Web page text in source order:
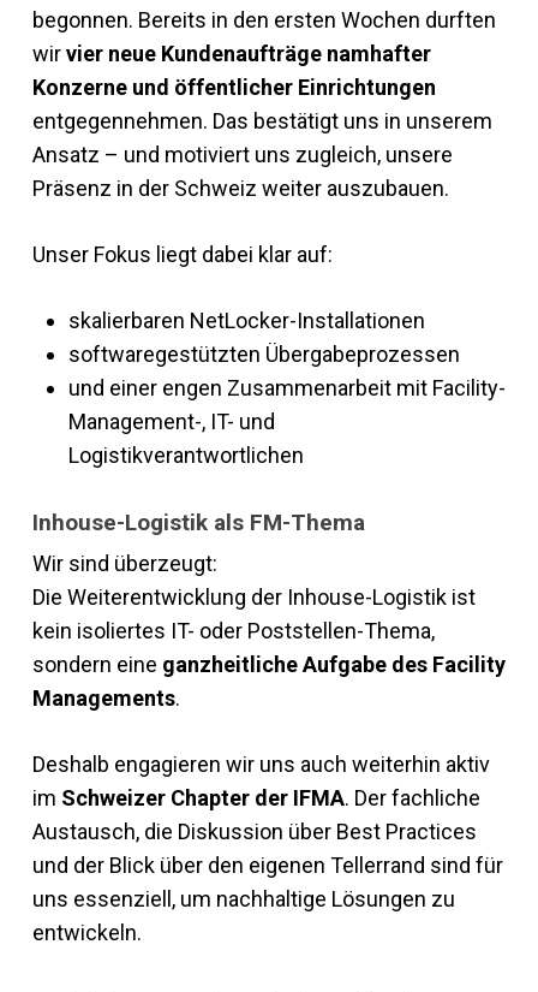
begonnen. Bereits in den ersten Wochen durften
wirvier neue Kundenaufträge namhafter
Konzerne und öffentlicher Einrichtungen
entgegennehmen. Das bestätigt uns in unserem
Ansatz – und motiviert uns zugleich, unsere
Präsenz in der Schweiz weiter auszubauen.
Unser Fokus liegt dabei klar auf:
skalierbaren NetLocker-Installationen
softwaregestützten Übergabeprozessen
und einer engen Zusammenarbeit mit Facility-
Management-, IT- und
Logistikverantwortlichen
Inhouse-Logistik als FM-Thema
Wir sind überzeugt:
Die Weiterentwicklung der Inhouse-Logistik ist
kein isoliertes IT- oder Poststellen-Thema,
sondern eine ganzheitliche Aufgabe des Facility
Managements.
Deshalb engagieren wir uns auch weiterhin aktiv
im Schweizer Chapter der IFMA. Der fachliche
Austausch, die Diskussion über Best Practices
und der Blick über den eigenen Tellerrand sind für
uns essenziell, um nachhaltige Lösungen zu
entwickeln.